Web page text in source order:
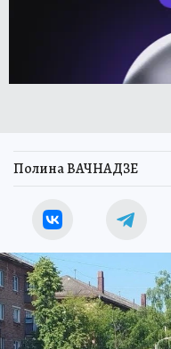
Полина ВАЧНАДЗЕ